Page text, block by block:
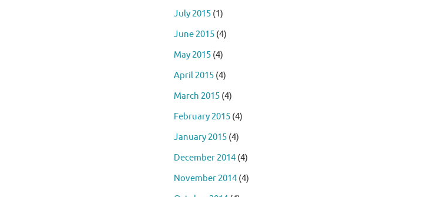
July 2015 (1)
June 2015 (4)
May 2015 (4)
April 2015 (4)
March 2015 (4)
February 2015 (4)
January 2015 (4)
December 2014 (4)
November 2014 (4)